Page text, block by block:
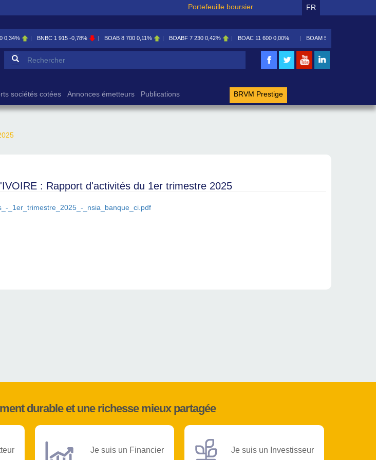
Portefeuille boursier FR
0,34% BNBC 1 915 -0,78% BOAB 8 700 0,11% BOABF 7 230 0,42% BOAC 11 600 0,00% BOAM 5 585
Formulaire de recherche
sociétés cotées Annonces émetteurs Publications BRVM Prestige
: Rapport d'activités du 1er trimestre 2025
_1er_trimestre_2025_-_nsia_banque_ci.pdf
durable et une richesse mieux partagée
Je suis un Financier Je suis un Investisseur